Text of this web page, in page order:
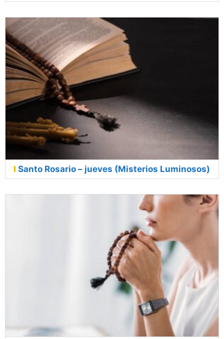
Santo Rosario – jueves (Misterios Luminosos)